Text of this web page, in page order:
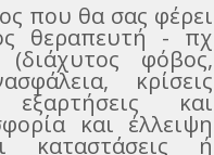
που θα σας φέρει
θεραπευτή - πχ
φόβος,
κρίσεις
και
και έλλειψη
καταστάσεις ή